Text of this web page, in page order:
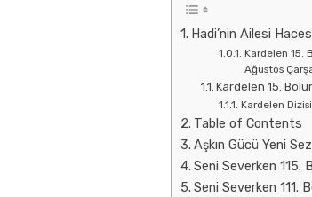
Hadi’nin Ailesi
Kardelen 15.
Ağustos
Kardelen 15.
Kardelen
Table of Contents
Aşkın Gücü Yeni
Seni Severken 115.
Seni Severken 111.